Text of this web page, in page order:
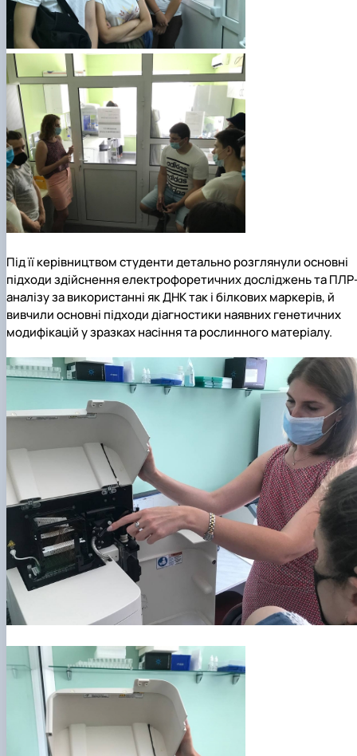
Під її керівництвом студенти детально розглянули основні
підходи здійснення електрофоретичних досліджень та
аналізу за використанні як ДНК так і білкових маркерів, й
вивчили основні підходи діагностики наявних генетичних
модифікацій у зразках насіння та рослинного матеріалу.